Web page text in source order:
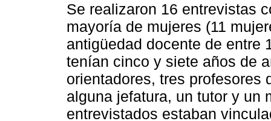
Se realizaron 16 entrevistas
mayoría de mujeres (11
antigüedad docente de entre
tenían cinco y siete años de
orientadores, tres profesores
alguna jefatura, un tutor y un
entrevistados estaban